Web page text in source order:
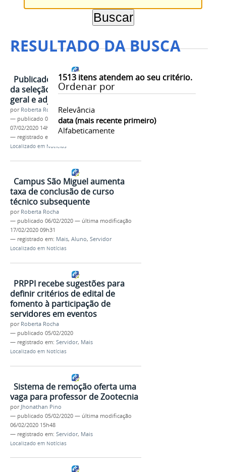
RESULTADO DA BUSCA
1513itens atendem ao seu critério.
Ordenar por
Relevância
data (mais recente primeiro)
Alfabeticamente
Publicado resultado preliminar
da seleção para coordenação-
geral e adjunta da UAB/Ifal
por Roberta Rocha
— publicado 07/02/2020 —última modificação
07/02/2020 14h39
— registrado em:
Localizado em Notícias
Campus São Miguel aumenta
taxa de conclusão de curso
técnico subsequente
por Roberta Rocha
— publicado 06/02/2020 — última modificação
17/02/2020 09h31
— registrado em: Mais, Aluno, Servidor
Localizado em Notícias
PRPPI recebe sugestões para
definir critérios de edital de
fomento à participação de
servidores em eventos
por Roberta Rocha
— publicado 05/02/2020
— registrado em: Servidor, Mais
Localizado em Notícias
Sistema de remoção oferta uma
vaga para professor de Zootecnia
por Jhonathan Pino
— publicado 05/02/2020 — última modificação
06/02/2020 15h48
— registrado em: Servidor, Mais
Localizado em Notícias